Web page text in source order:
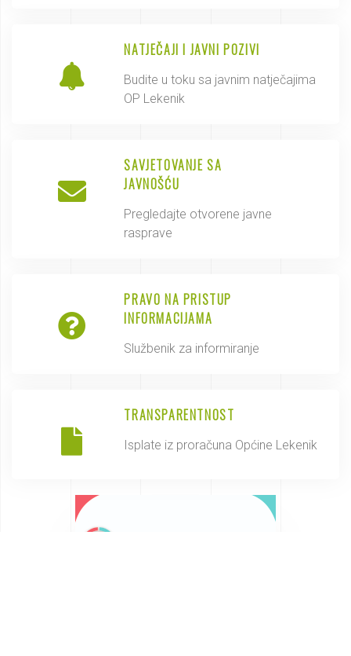
NATJEČAJI I JAVNI POZIVI
Budite u toku sa javnim natječajima
OP Lekenik
SAVJETOVANJE SA
JAVNOŠĆU
Pregledajte otvorene javne
rasprave
PRAVO NA PRISTUP
INFORMACIJAMA
Službenik za informiranje
TRANSPARENTNOST
Isplate iz proračuna Općine Lekenik